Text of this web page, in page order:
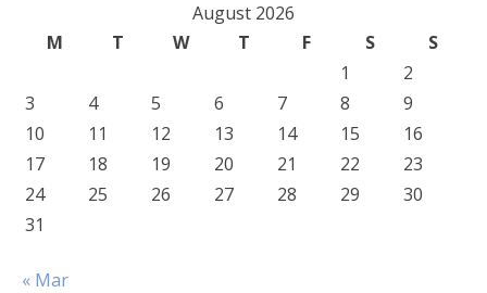
August 2026
M
T W T F S
S
1
2
3
4 5 6 7 8
9
10
11 12 13 14 15
16
17
18 19 20 21 22
23
24
25 26 27 28 29
30
31
« Mar